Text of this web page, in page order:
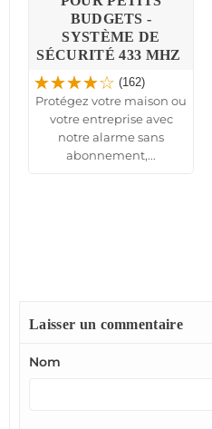
BUDGETS -
SYSTÈME DE
SÉCURITÉ 433 MHZ
(162)
Protégez votre maison ou
votre entreprise avec
notre alarme sans
abonnement,...
Laisser un commentaire
Nom